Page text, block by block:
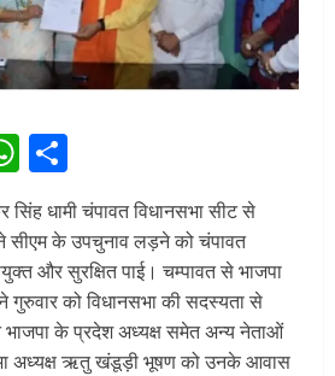
WhatsApp
सिंह धामी चंपावत विधानसभा सीट से
सीएम के उपचुनाव लड़ने को चंपावत
और सुरक्षित पाई। चम्पावत से भाजपा
गुरुवार को विधानसभा की सदस्यता से
भाजपा के प्रदेश अध्यक्ष समेत अन्य नेताओं
अध्यक्ष ऋतु खंडूड़ी भूषण को उनके आवास